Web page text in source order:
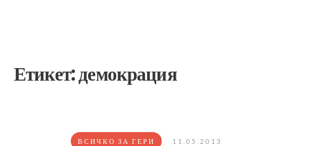
Етикет:демокрация
ВСИЧКО ЗА ГЕРИ 11.05.2013